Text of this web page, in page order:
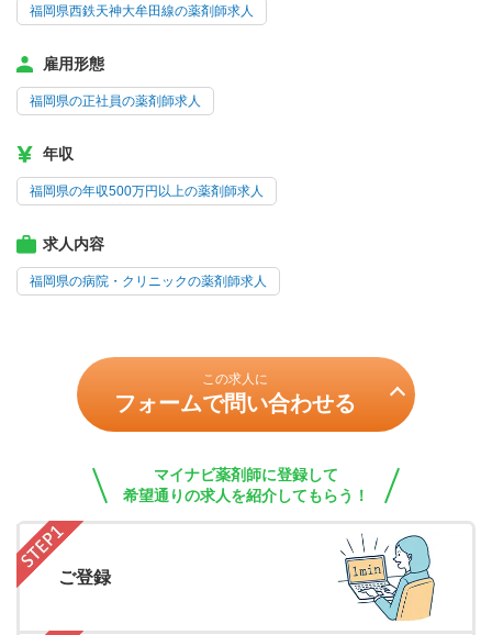
福岡県西鉄天神大牟田線の薬剤師求人
雇用形態
福岡県の正社員の薬剤師求人
年収
福岡県の年収500万円以上の薬剤師求人
求人内容
福岡県の病院・クリニックの薬剤師求人
この求人に
フォームで問い合わせる
マイナビ薬剤師に登録して
希望通りの求人を紹介してもらう！
ご登録